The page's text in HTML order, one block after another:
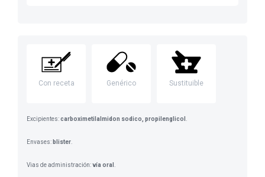
Con receta Genérico Sustituible
Excipientes:carboximetilalmidon sodico, propilenglicol
Envases: blister
Vias de administración:vía oral